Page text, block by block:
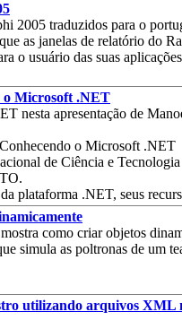
2005 traduzidos para o
as janelas de relatório do
o usuário das suas
o Microsoft .NET
nesta apresentação de
o Microsoft .NET
de Ciência e Tecnologia
plataforma .NET, seus
como criar objetos
simula as poltronas de um
utilizando arquivos XML